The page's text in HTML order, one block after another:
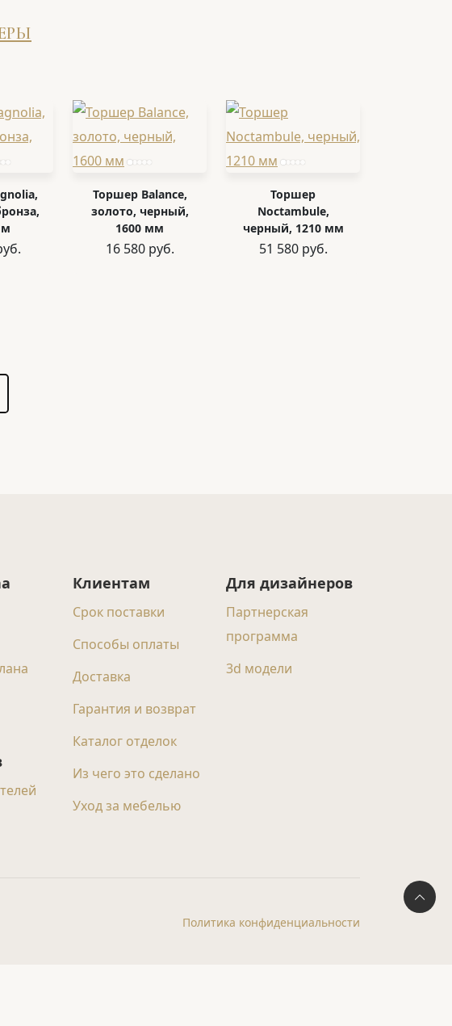
Торшер Balance,
золото, черный,
1600 мм
16 580 руб.
Торшер
Noctambule,
черный, 1210 мм
51 580 руб.
Клиентам
Срок поставки
Способы оплаты
Доставка
Гарантия и возврат
Каталог отделок
Из чего это сделано
Уход за мебелью
Для дизайнеров
Партнерская
программа
3d модели
Политика конфиденциальности